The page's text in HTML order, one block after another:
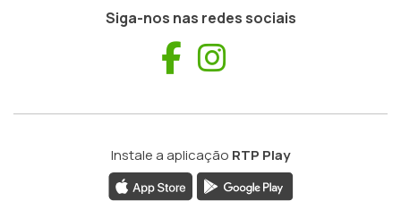
Siga-nos nas redes sociais
Facebook
Instale a aplicação RTP Play